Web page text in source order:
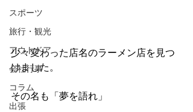
スポーツ
旅行・観光
アウトドア
会社行事
コラム
出張
少々変わった店名のラーメン店を見つ
けました。
その名も「夢を語れ」